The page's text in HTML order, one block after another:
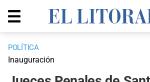
POLÍTICA
Inauguración